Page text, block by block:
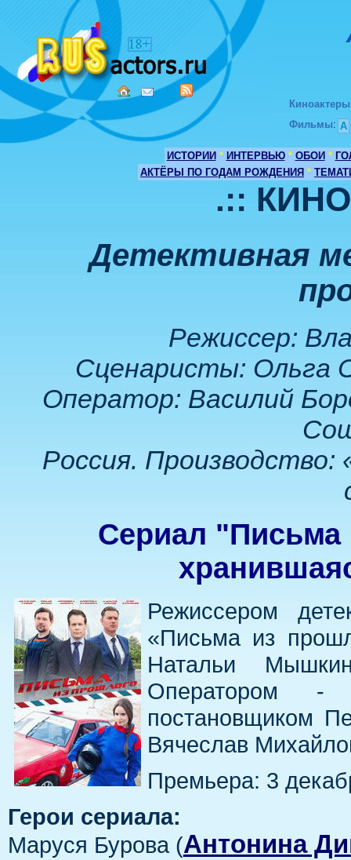
Киноактеры
Фильмы: А
ИСТОРИИ * ИНТЕРВЬЮ * ОБОИ *
АКТЁРЫ ПО ГОДАМ РОЖДЕНИЯ *
.::
Детективная
Режиссер:
Сценаристы: Ольга
Оператор: Василий
Россия.
Сериал "Письма
Режиссером
«Письма из
Натальи
Оператором -
постановщиком
Вячеслав
Премьера: 3
Герои сериала:
Маруся Бурова (Антонина